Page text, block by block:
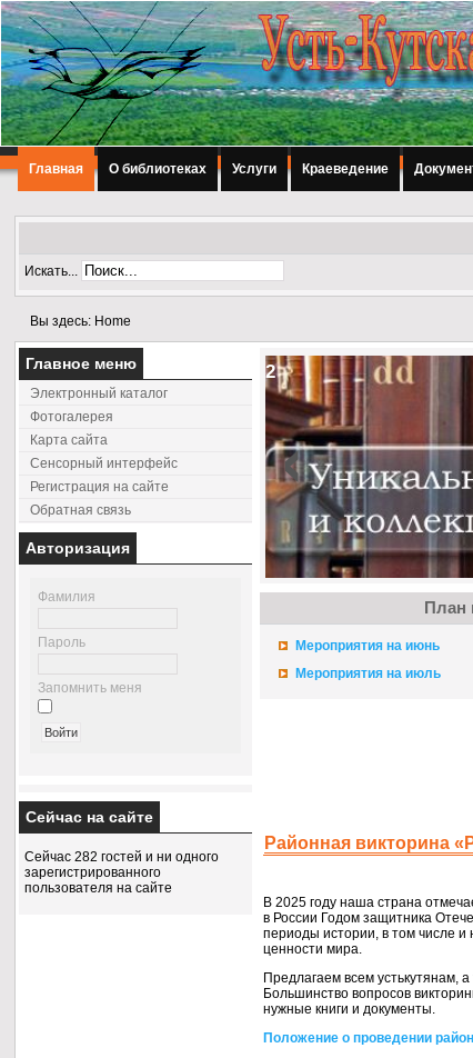
Главная О библиотеках Услуги Краеведение
Искать...
Вы здесь: Home
Главное меню
Электронный каталог
Фотогалерея
Карта сайта
Сенсорный интерфейс
Регистрация на сайте
Обратная связь
Авторизация
Фамилия
Пароль
Запомнить меня
Сейчас на сайте
Сейчас 282 гостей и ни одного
зарегистрированного
пользователя на сайте
2
‹
План
Мероприятия на июнь
Мероприятия на июль
Районная викторина
В2025 году наша страна
в России Годом защитника
периоды истории,в том числеи
ценности мира.
Предлагаем всем устькутянам,а
Большинство вопросов
нужные книгии документы.
Положениео проведении